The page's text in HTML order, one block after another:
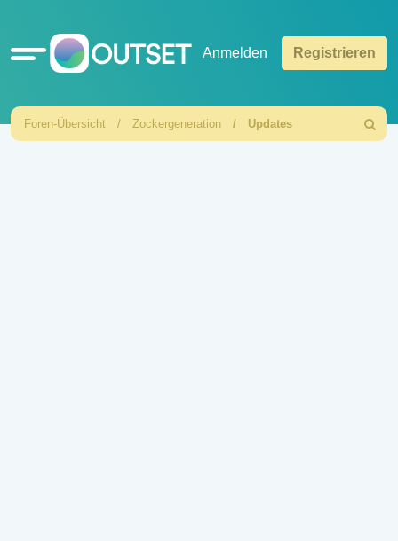
Schnellzugriff Anmelden Registrieren
Foren-Übersicht Zockergeneration Updates
Suche